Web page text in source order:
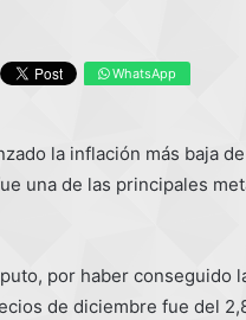
WhatsApp
la inflación más baja
una de las principales
por haber conseguido
de diciembre fue del